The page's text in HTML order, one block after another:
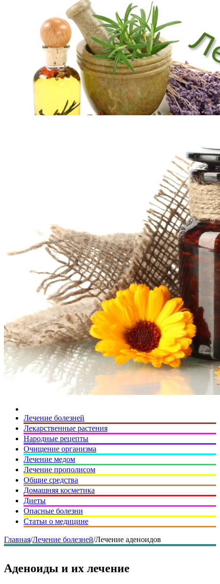
Лечение болезней
Лекарственные растения
Народные рецепты
Очищение организма
Лечение медом
Лечение прополисом
Общие средства
Домашняя косметика
Диеты
Опасные болезни
Статьи о медицине
Главная/Лечение болезней/Лечение аденоидов
Аденоиды и их лечение